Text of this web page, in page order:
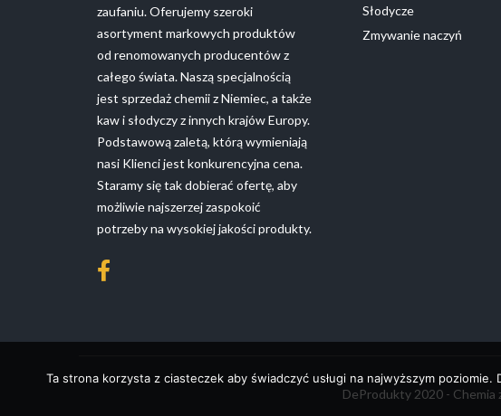
Ta strona korzysta z ciasteczek aby świadczyć usługi na najwyższym
zaufaniu. Oferujemy szeroki
asortyment markowych produktów
od renomowanych producentów z
całego świata. Naszą specjalnością
jest sprzedaż chemii z Niemiec, a także
kaw i słodyczy z innych krajów Europy.
Podstawową zaletą, którą wymieniają
nasi Klienci jest konkurencyjna cena.
Staramy się tak dobierać ofertę, aby
możliwie najszerzej zaspokoić
potrzeby na wysokiej jakości produkty.
Słodycze
Zmywanie naczyń
DeProdukty 2020 - Chemia